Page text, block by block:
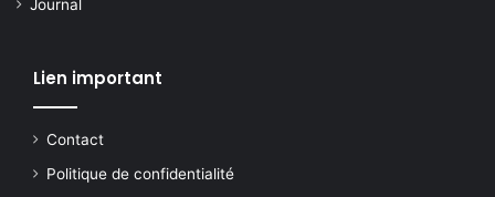
Journal
Lien important
Contact
Politique de confidentialité